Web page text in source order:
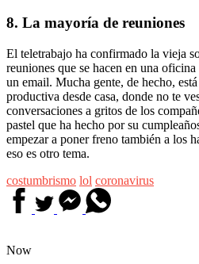
8. La mayoría de reuniones
El teletrabajo ha confirmado la vieja
reuniones que se hacen en una
un email. Mucha gente, de hecho,
productiva desde casa, donde no te
conversaciones a gritos de los
pastel que ha hecho por su
empezar a poner freno también a los
eso es otro tema.
costumbrismo lol coronavirus
Now